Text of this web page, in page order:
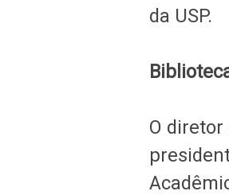
da USP.
O diretor